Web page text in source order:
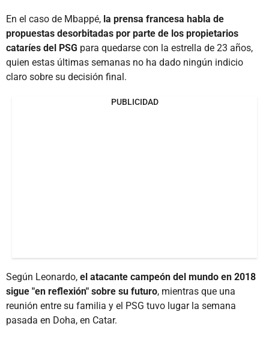
En el caso de Mbappé, la prensa francesa habla de
propuestas desorbitadas por parte de los propietarios
cataríes del PSG para quedarse con la estrella de 23 años,
quien estas últimas semanas no ha dado ningún indicio
claro sobre su decisión final.
PUBLICIDAD
Según Leonardo, el atacante campeón del mundo en 2018
sigue "en reflexión" sobre su futuro, mientras que una
reunión entre su familia y el PSG tuvo lugar la semana
pasada en Doha, en Catar.